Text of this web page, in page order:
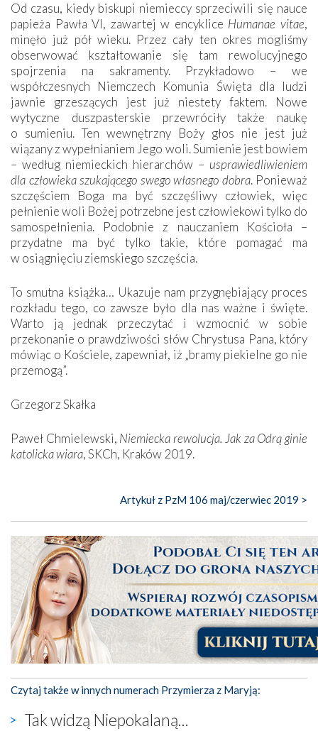
Od czasu, kiedy biskupi niemieccy sprzeciwili się nauce
papieża Pawła VI, zawartej w encyklice Humanae vitae,
minęło już pół wieku. Przez cały ten okres mogliśmy
obserwować kształtowanie się tam rewolucyjnego
spojrzenia na sakramenty. Przykładowo – we
współczesnych Niemczech Komunia Święta dla ludzi
jawnie grzeszących jest już niestety faktem. Nowe
wytyczne duszpasterskie przewróciły także naukę
o sumieniu. Ten wewnętrzny Boży głos nie jest już
wiązany z wypełnianiem Jego woli. Sumienie jest bowiem
– według niemieckich hierarchów – usprawiedliwieniem
dla człowieka szukającego swego własnego dobra. Ponieważ
szczęściem Boga ma być szczęśliwy człowiek, więc
pełnienie woli Bożej potrzebne jest człowiekowi tylko do
samospełnienia. Podobnie z nauczaniem Kościoła –
przydatne ma być tylko takie, które pomagać ma
w osiągnięciu ziemskiego szczęścia.
To smutna książka… Ukazuje nam przygnębiający proces
rozkładu tego, co zawsze było dla nas ważne i święte.
Warto ją jednak przeczytać i wzmocnić w sobie
przekonanie o prawdziwości słów Chrystusa Pana, który
mówiąc o Kościele, zapewniał, iż „bramy piekielne go nie
przemogą”.
Grzegorz Skałka
Paweł Chmielewski, Niemiecka rewolucja. Jak za Odrą ginie
katolicka wiara, SKCh, Kraków 2019.
Artykuł z PzM 106 maj/czerwiec 2019 >
Czytaj także w innych numerach Przymierza z Maryją:
Tak widzą Niepokalaną...